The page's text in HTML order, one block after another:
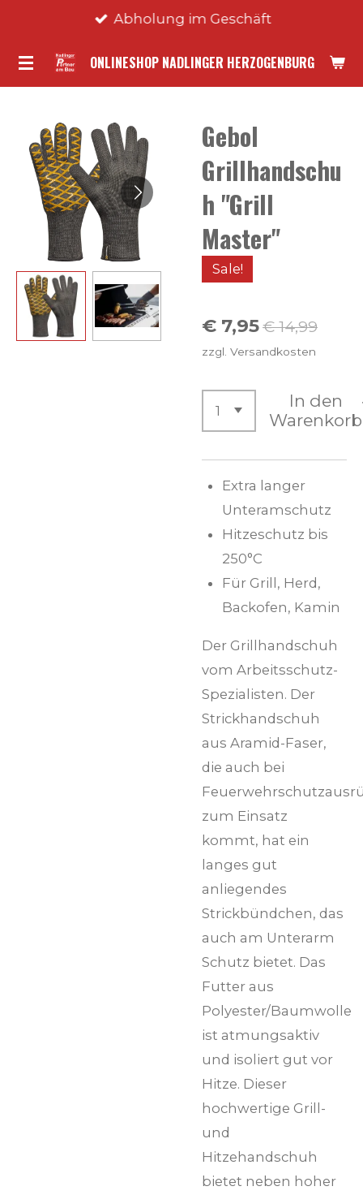
springen
ONLINESHOP NADLINGER HERZOGENBURG
Abholung im Geschäft
Gebol
Grillhandschu
h "Grill
Master"
Sale!
€ 7,95€ 14,99
zzgl. Versandkosten
In den
Warenkorb
Extra langer
Unteramschutz
Hitzeschutz bis
250°C
Für Grill, Herd,
Backofen, Kamin
Der Grillhandschuh
vom Arbeitsschutz-
Spezialisten. Der
Strickhandschuh
aus Aramid-Faser,
die auch bei
zum Einsatz
kommt, hat ein
langes gut
anliegendes
Strickbündchen, das
auch am Unterarm
Schutz bietet. Das
Futter aus
Polyester/Baumwolle
ist atmungsaktiv
und isoliert gut vor
Hitze. Dieser
hochwertige Grill-
und
Hitzehandschuh
bietet neben hoher